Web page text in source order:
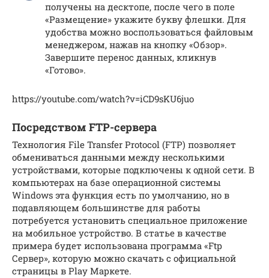
получены на десктопе, после чего в поле
«Размещение» укажите букву флешки. Для
удобства можно воспользоваться файловым
менеджером, нажав на кнопку «Обзор».
Завершите перенос данных, кликнув
«Готово».
https://youtube.com/watch?v=iCD9sKU6juo
Посредством FTP-сервера
Технология File Transfer Protocol (FTP) позволяет
обмениваться данными между несколькими
устройствами, которые подключены к одной сети. В
компьютерах на базе операционной системы
Windows эта функция есть по умолчанию, но в
подавляющем большинстве для работы
потребуется установить специальное приложение
на мобильное устройство. В статье в качестве
примера будет использована программа «Ftp
Сервер», которую можно скачать с официальной
страницы в Play Маркете.